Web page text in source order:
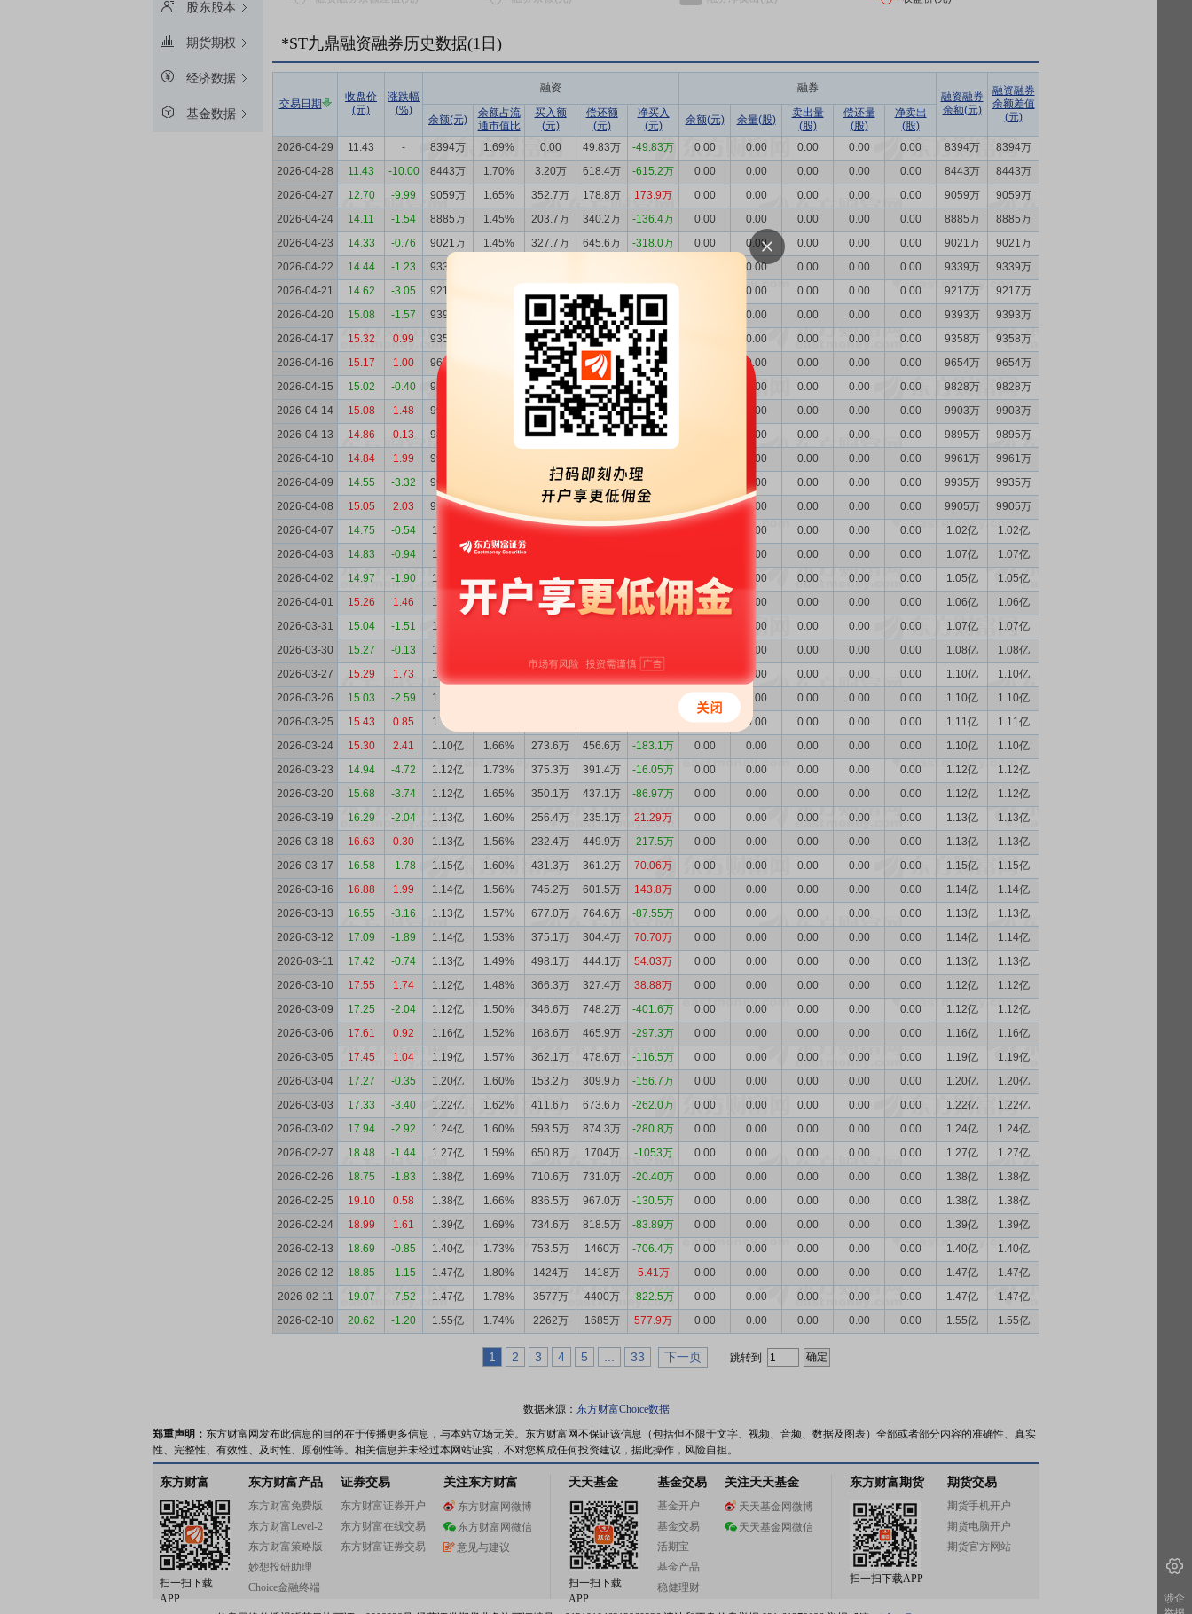
股东股本
期货期权
经济数据
基金数据
*ST九鼎融资融券历史数据(1 日)
交易日期
收盘价
(元)
涨跌幅
(%)
融资 融券
融资融券
余额(元)
融资融券
余额差值
(元)
余额(元)
余额占流
通市值比
买入额
(元)
偿还额
(元)
净买入
(元)
余额(元) 余量(股)
卖出量
(股)
偿还量
(股)
净卖出
(股)
2026-04-29
11.43 - 8394万 1.69% 0.00 49.83万 -49.83万 0.00 0.00 0.00 0.00 0.00 8394万
8394万
2026-04-28
11.43 -10.00 8443万 1.70% 3.20万 618.4万 -615.2万 0.00 0.00 0.00 0.00 0.00 8443万
8443万
2026-04-27
12.70 -9.99 9059万 1.65% 352.7万 178.8万 173.9万 0.00 0.00 0.00 0.00 0.00 9059万
9059万
2026-04-24
14.11 -1.54 8885万 1.45% 203.7万 340.2万 -136.4万 0.00 0.00 0.00 0.00 0.00 8885万
8885万
2026-04-23
14.33 -0.76 9021万 1.45% 327.7万 645.6万 -318.0万 0.00 0.00 0.00 0.00 0.00 9021万
9021万
2026-04-22
14.44 -1.23 9339万 0.00 0.00 0.00 0.00 9339万
9339万
2026-04-21
14.62 -3.05 9217万 0.00 0.00 0.00 0.00 9217万
9217万
2026-04-20
15.08 -1.57 9393万 318.1万 283.2万 34.93万 0.00 0.00 0.00 0.00 9393万
9393万
2026-04-17
15.32 0.99 9358万 230.8万 526.9万 -296.2万 0.00 0.00 0.00 0.00 9358万
9358万
2026-04-16
15.17 1.00 9654万 257.3万 431.1万 -173.8万 0.00 0.00 0.00 0.00 9654万
9654万
2026-04-15
15.02 -0.40 9828万 377.5万 452.7万 -75.15万 0.00 0.00 0.00 0.00 9828万
9828万
2026-04-14
15.08 1.48 9903万 296.8万 288.4万 8.39万 0.00 0.00 0.00 0.00 9903万
9903万
2026-04-13
14.86 0.13 9895万 177.8万 244.6万 -66.79万 0.00 0.00 0.00 0.00 9895万
9895万
2026-04-10
14.84 1.99 9961万 0.00 0.00 0.00 0.00 9961万
9961万
2026-04-09
14.55 -3.32 9935万 334.7万 305.1万 29.56万 0.00 0.00 0.00 0.00 9935万
9935万
2026-04-08
15.05 2.03 9905万 1.52% 457.0万 761.0万 -304.0万 0.00 0.00 0.00 0.00 0.00 9905万
9905万
2026-04-07
14.75 -0.54 1.02亿 76.19万 543.1万 -466.9万 0.00 0.00 0.00 0.00 1.02亿
1.02亿
2026-04-03
14.83 -0.94 1.07亿 1.66% 0.00 0.00 0.00 0.00 1.07亿
1.07亿
2026-04-02
14.97 -1.90 1.05亿 1.62% 373.5万 503.5万 -130.0万 0.00 0.00 0.00 0.00 0.00 1.05亿
1.05亿
2026-04-01
15.26 1.46 1.06亿 1.60% 160.9万 281.6万 -120.7万 0.00 0.00 0.00 0.00 0.00 1.06亿
1.06亿
2026-03-31
15.04 -1.51 1.07亿 0.00 0.00 0.00 0.00 1.07亿
1.07亿
2026-03-30
15.27 -0.13 1.08亿 0.00 0.00 0.00 0.00 1.08亿
1.08亿
2026-03-27
15.29 1.73 1.10亿 -44.32万 0.00 0.00 0.00 0.00 1.10亿
1.10亿
2026-03-26
15.03 -2.59 1.10亿 0.00 0.00 0.00 0.00 0.00 1.10亿
1.10亿
2026-03-25
15.43 0.85 1.11亿 0.00 0.00 0.00 0.00 0.00 1.11亿
1.11亿
2026-03-24
15.30 2.41 1.10亿 1.66% 273.6万 456.6万 -183.1万 0.00 0.00 0.00 0.00 0.00 1.10亿
1.10亿
2026-03-23
14.94 -4.72 1.12亿 1.73% 375.3万 391.4万 -16.05万 0.00 0.00 0.00 0.00 0.00 1.12亿
1.12亿
2026-03-20
15.68 -3.74 1.12亿 1.65% 350.1万 437.1万 -86.97万 0.00 0.00 0.00 0.00 0.00 1.12亿
1.12亿
2026-03-19
16.29 -2.04 1.13亿 1.60% 256.4万 235.1万 21.29万 0.00 0.00 0.00 0.00 0.00 1.13亿
1.13亿
2026-03-18
16.63 0.30 1.13亿 1.56% 232.4万 449.9万 -217.5万 0.00 0.00 0.00 0.00 0.00 1.13亿
1.13亿
2026-03-17
16.58 -1.78 1.15亿 1.60% 431.3万 361.2万 70.06万 0.00 0.00 0.00 0.00 0.00 1.15亿
1.15亿
2026-03-16
16.88 1.99 1.14亿 1.56% 745.2万 601.5万 143.8万 0.00 0.00 0.00 0.00 0.00 1.14亿
1.14亿
2026-03-13
16.55 -3.16 1.13亿 1.57% 677.0万 764.6万 -87.55万 0.00 0.00 0.00 0.00 0.00 1.13亿
1.13亿
2026-03-12
17.09 -1.89 1.14亿 1.53% 375.1万 304.4万 70.70万 0.00 0.00 0.00 0.00 0.00 1.14亿
1.14亿
2026-03-11
17.42 -0.74 1.13亿 1.49% 498.1万 444.1万 54.03万 0.00 0.00 0.00 0.00 0.00 1.13亿
1.13亿
2026-03-10
17.55 1.74 1.12亿 1.48% 366.3万 327.4万 38.88万 0.00 0.00 0.00 0.00 0.00 1.12亿
1.12亿
2026-03-09
17.25 -2.04 1.12亿 1.50% 346.6万 748.2万 -401.6万 0.00 0.00 0.00 0.00 0.00 1.12亿
1.12亿
2026-03-06
17.61 0.92 1.16亿 1.52% 168.6万 465.9万 -297.3万 0.00 0.00 0.00 0.00 0.00 1.16亿
1.16亿
2026-03-05
17.45 1.04 1.19亿 1.57% 362.1万 478.6万 -116.5万 0.00 0.00 0.00 0.00 0.00 1.19亿
1.19亿
2026-03-04
17.27 -0.35 1.20亿 1.60% 153.2万 309.9万 -156.7万 0.00 0.00 0.00 0.00 0.00 1.20亿
1.20亿
2026-03-03
17.33 -3.40 1.22亿 1.62% 411.6万 673.6万 -262.0万 0.00 0.00 0.00 0.00 0.00 1.22亿
1.22亿
2026-03-02
17.94 -2.92 1.24亿 1.60% 593.5万 874.3万 -280.8万 0.00 0.00 0.00 0.00 0.00 1.24亿
1.24亿
2026-02-27
18.48 -1.44 1.27亿 1.59% 650.8万 1704万 -1053万 0.00 0.00 0.00 0.00 0.00 1.27亿
1.27亿
2026-02-26
18.75 -1.83 1.38亿 1.69% 710.6万 731.0万 -20.40万 0.00 0.00 0.00 0.00 0.00 1.38亿
1.38亿
2026-02-25
19.10 0.58 1.38亿 1.66% 836.5万 967.0万 -130.5万 0.00 0.00 0.00 0.00 0.00 1.38亿
1.38亿
2026-02-24
18.99 1.61 1.39亿 1.69% 734.6万 818.5万 -83.89万 0.00 0.00 0.00 0.00 0.00 1.39亿
1.39亿
2026-02-13
18.69 -0.85 1.40亿 1.73% 753.5万 1460万 -706.4万 0.00 0.00 0.00 0.00 0.00 1.40亿
1.40亿
2026-02-12
18.85 -1.15 1.47亿 1.80% 1424万 1418万 5.41万 0.00 0.00 0.00 0.00 0.00 1.47亿
1.47亿
2026-02-11
19.07 -7.52 1.47亿 1.78% 3577万 4400万 -822.5万 0.00 0.00 0.00 0.00 0.00 1.47亿
1.47亿
2026-02-10
20.62 -1.20 1.55亿 1.74% 2262万 1685万 577.9万 0.00 0.00 0.00 0.00 0.00 1.55亿 1.55亿
1 2 3 4 5 33 下一页 跳转到
数据来源： 东方财富Choice数据
郑重声明： 东方财富网发布此信息的目的在于传播更多信息，与本站立场无关。东方财富网不保证该信息（包括但不限于文字、视频、音频、数据及图表）全部或者部分内容的准确性、真实
性、完整性、有效性、及时性、原创性等。相关信息并未经过本网站证实，不对您构成任何投资建议，据此操作，风险自担。
东方财富
扫一扫下载
APP
东方财富产品
东方财富免费版
东方财富Level-2
东方财富策略版
妙想投研助理
Choice金融终端
证券交易
东方财富证券开户
东方财富在线交易
东方财富证券交易
关注东方财富
东方财富网微博
东方财富网微信
意见与建议
天天基金
扫一扫下载
APP
基金交易
基金开户
基金交易
活期宝
基金产品
稳健理财
关注天天基金
天天基金网微博
天天基金网微信
东方财富期货
扫一扫下载APP
期货交易
期货手机开户
期货电脑开户
期货官方网站
涉企